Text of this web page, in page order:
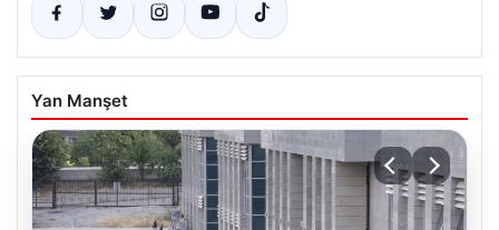
Yan Manşet